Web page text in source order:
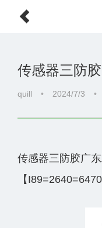
传感器三防
quill • 2024/7/3 •
传感器三防胶广
【